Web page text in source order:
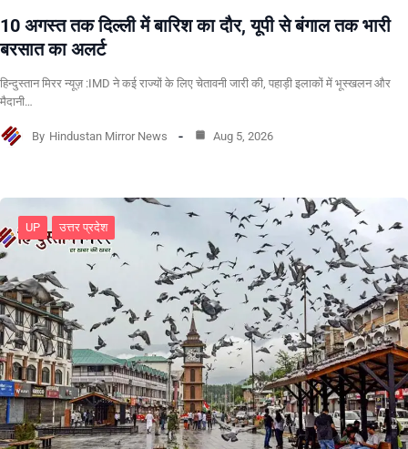
10 अगस्त तक दिल्ली में बारिश का दौर, यूपी से बंगाल तक भारी
बरसात का अलर्ट
हिन्दुस्तान मिरर न्यूज़ :IMD ने कई राज्यों के लिए चेतावनी जारी की, पहाड़ी इलाकों में भूस्खलन और
मैदानी…
By Hindustan Mirror News Aug 5, 2026
UP उत्तर प्रदेश